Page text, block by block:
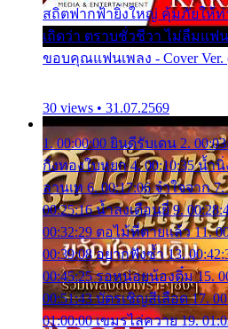
สถิตฟากฟ้ายิ่งใหญ่ คุ้มภัยให้ท่
เถิดว่า ตราบชั่วชีวา ไม่ลืมแฟ
ขอบคุณแฟนเพลง - Cover Ver.
30 views • 31.07.2569
1. 00:00:00 ยินดีรับเดน 2.
กิ่งทองใบหยก 4. 00:10:35 น้ำ
ลานเท 6. 00:17:06 จำใจจาก
00:25:16 น้ำลงเดือนยี่ 9.
00:32:29 ตอไม้ที่ตายแล้ว 11.
00:39:08 อยากฟังซ้ำ 13.
00:45:25 รอหน่อยน้องติ๋ม 15.
00:51:43 บัตรเชิญสีเลือด 17.
01:00:00 เขมรไล่ควาย 19.